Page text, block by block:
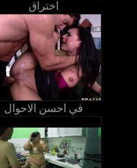
اختراق
في احسن الاحوال